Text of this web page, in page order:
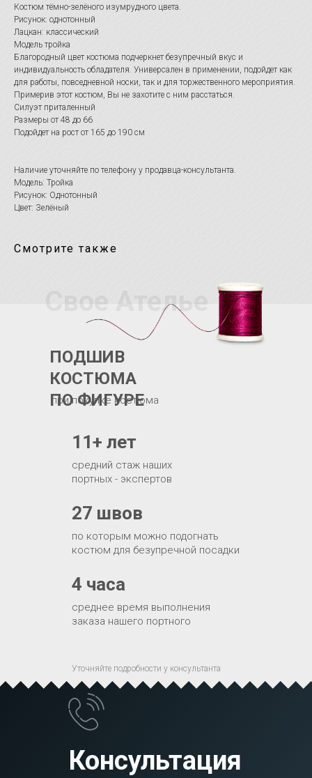
Костюм тёмно-зелёного изумрудного цвета.
Рисунок: однотонный
Лацкан: классический
Модель тройка
Благородный цвет костюма подчеркнет безупречный вкус и
индивидуальность обладателя. Универсален в применении, подойдет как
для работы, повседневной носки, так и для торжественного мероприятия.
Примерив этот костюм, Вы не захотите с ним расстаться.
Силуэт приталенный
Размеры от 48 до 66
Подойдет на рост от 165 до 190 см
Наличие уточняйте по телефону у продавца-консультанта.
Модель: Тройка
Рисунок: Однотонный
Цвет: Зелёный
Смотрите также
по которым можно подогнать
костюм для безупречной посадки
27 швов
при покупке костюма
ПОДШИВ
КОСТЮМА
ПО ФИГУРЕ
Свое Ателье
средний стаж наших
портных - экспертов
11+ лет
Уточняйте подробности у консультанта
среднее время выполнения
заказа нашего портного
4 часа
Консультация